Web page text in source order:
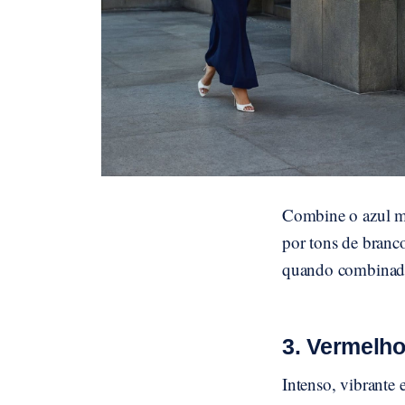
Combine o azul
por tons de
quando
3.
Intenso, vibrante